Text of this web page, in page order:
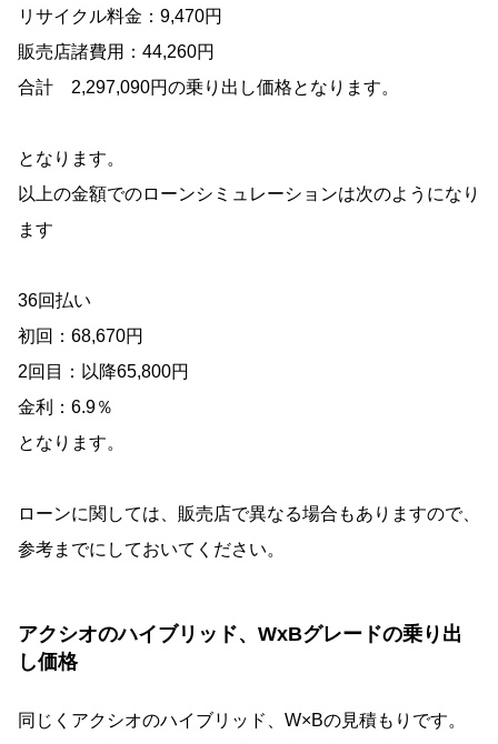
リサイクル料金：9,470円
販売店諸費用：44,260円
合計 2,297,090円の乗り出し価格となります。
となります。
以上の金額でのローンシミュレーションは次のようになり
ます
36回払い
初回：68,670円
2回目：以降65,800円
金利：6.9％
となります。
ローンに関しては、販売店で異なる場合もありますので、
参考までにしておいてください。
アクシオのハイブリッド、WxBグレードの乗り出
し価格
同じくアクシオのハイブリッド、W×Bの見積もりです。